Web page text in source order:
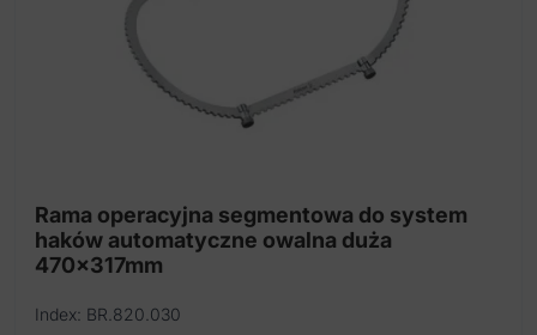
Rama operacyjna segmentowa do system
haków automatyczne owalna duża
470x317mm
Index: BR.820.030